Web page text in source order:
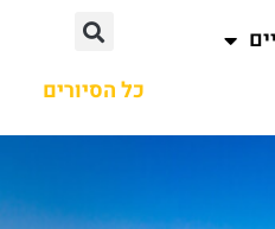
כל הסיורים